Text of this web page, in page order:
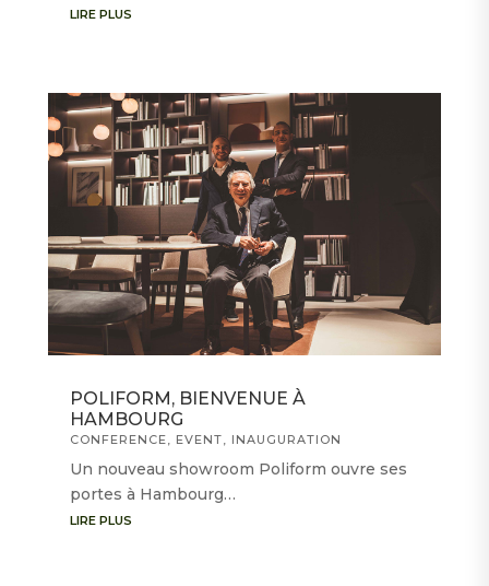
LIRE PLUS
POLIFORM, BIENVENUE À
HAMBOURG
CONFERENCE EVENT INAUGURATION
Un nouveau showroom Poliform ouvre ses
portes à Hambourg…
LIRE PLUS